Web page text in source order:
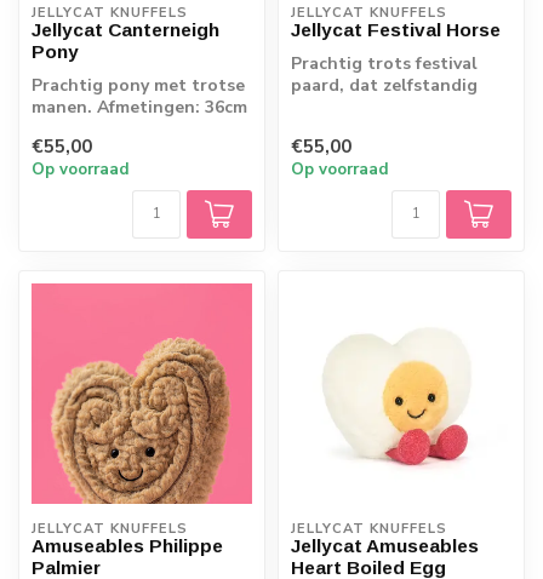
JELLYCAT KNUFFELS
Jellycat Canterneigh
Pony
Prachtig pony met trotse
manen. Afmetingen: 36cm
€55,00
Op voorraad
JELLYCAT KNUFFELS
Jellycat Festival Horse
Prachtig trots festival
paard, dat zelfstandig
€55,00
Op voorraad
JELLYCAT KNUFFELS
Amuseables Philippe
Palmier
JELLYCAT KNUFFELS
Jellycat Amuseables
Heart Boiled Egg